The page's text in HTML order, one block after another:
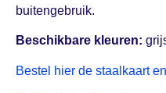
buitengebruik.
Beschikbare kleuren:
Bestel hier de staalkaart